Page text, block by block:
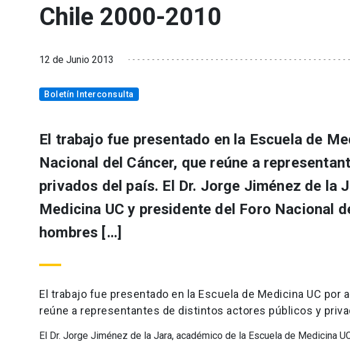
Chile 2000-2010
12 de Junio 2013
Boletín Interconsulta
El trabajo fue presentado en la Escuela de
Nacional del Cáncer, que reúne a
privados del país. El Dr. Jorge Jiménez de la
Medicina UC y presidente del Foro Nacional
hombres […]
El trabajo fue presentado en la Escuela de Medicina UC por
reúne a representantes de distintos actores públicos y
El Dr. Jorge Jiménez de la Jara, académico de la Escuela de Medicina